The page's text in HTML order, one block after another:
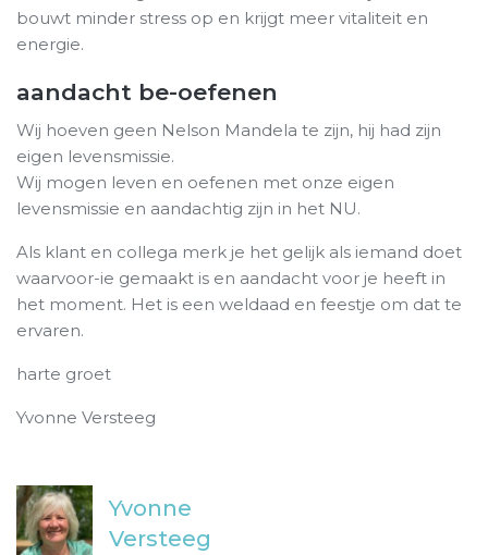
bouwt minder stress op en krijgt meer vitaliteit en
energie.
aandacht be-oefenen
Wij hoeven geen Nelson Mandela te zijn, hij had zijn
eigen levensmissie.
Wij mogen leven en oefenen met onze eigen
levensmissie en aandachtig zijn in het NU.
Als klant en collega merk je het gelijk als iemand doet
waarvoor-ie gemaakt is en aandacht voor je heeft in
het moment. Het is een weldaad en feestje om dat te
ervaren.
harte groet
Yvonne Versteeg
Yvonne
Versteeg